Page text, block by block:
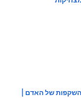
של האדם |